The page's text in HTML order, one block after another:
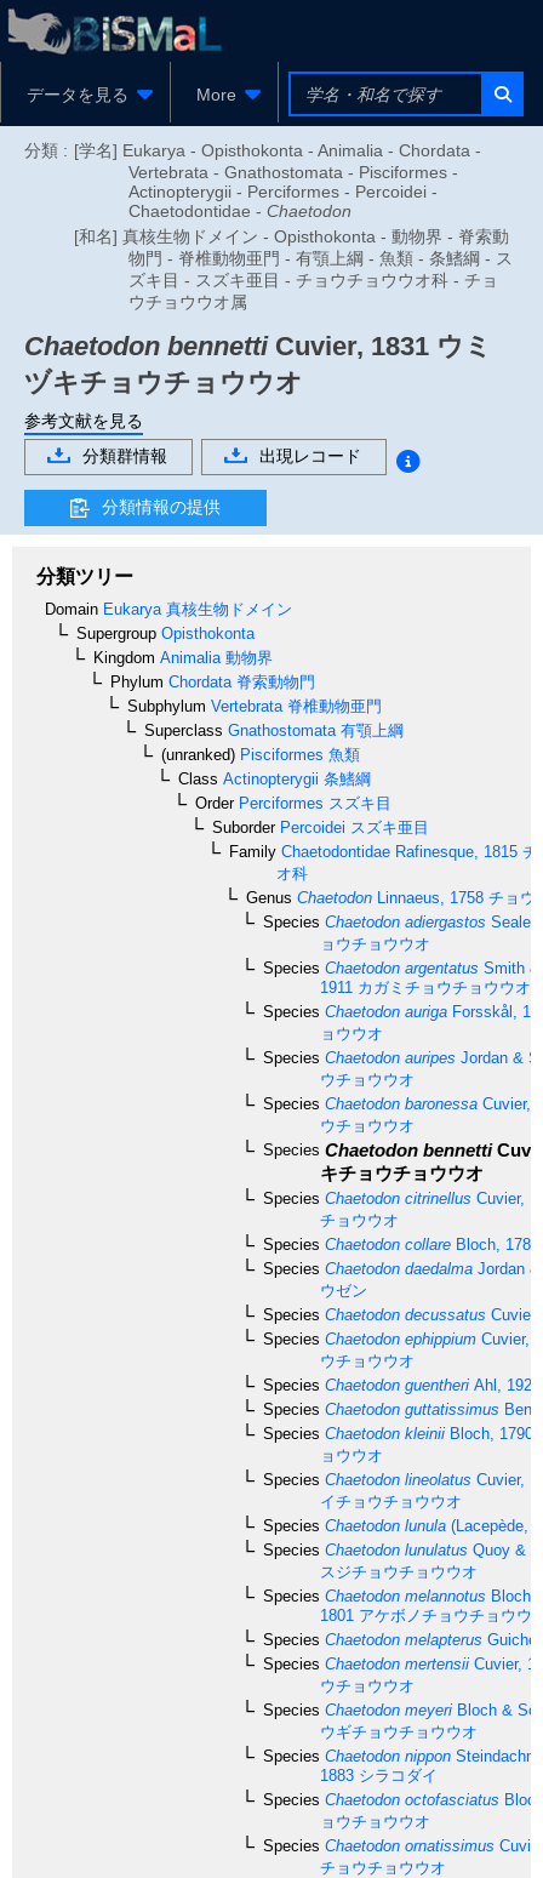
データを見る More
分類 : [学名] Eukarya - Opisthokonta - Animalia - Chordata -
Vertebrata - Gnathostomata - Pisciformes -
Actinopterygii - Perciformes - Percoidei -
Chaetodontidae - Chaetodon
[和名] 真核生物ドメイン - Opisthokonta - 動物界 - 脊索動
物門 - 脊椎動物亜門 - 有顎上綱 - 魚類 - 条鰭綱 - ス
ズキ目 - スズキ亜目 - チョウチョウウオ科 - チョ
ウチョウウオ属
Chaetodon bennettiCuvier, 1831 ウミ
ヅキチョウチョウウオ
参考文献を見る
分類群情報
出現レコード
分類情報の提供
分類ツリー
Domain Eukarya 真核生物ドメイン
Supergroup Opisthokonta
Kingdom Animalia 動物界
Phylum Chordata 脊索動物門
Subphylum Vertebrata 脊椎動物亜門
Superclass Gnathostomata 有顎上綱
(unranked) Pisciformes 魚類
Class Actinopterygii 条鰭綱
OrderPerciformes スズキ目
SuborderPercoidei スズキ亜目
Family Chaetodontidae Rafinesque, 1815 チ
オ科
Genus Chaetodon Linnaeus, 1758 チョウ
Species Chaetodon adiergastos Seale,
ョウチョウウオ
Species Chaetodon argentatus Smith
1911 カガミチョウチョウウオ
Species Chaetodon auriga Forsskål,
ョウウオ
Species Chaetodon auripes Jordan &
ウチョウウオ
Species Chaetodon baronessa Cuvier,
ウチョウウオ
Species Chaetodon bennetti
キチョウチョウウオ
Species Chaetodon citrinellus Cuvier,
チョウウオ
Species Chaetodon collare Bloch, 1787
Species Chaetodon daedalma Jordan
ウゼン
Species Chaetodon decussatus
Species Chaetodon ephippium Cuvier,
ウチョウウオ
Species Chaetodon guentheri Ahl, 1923
Species Chaetodon guttatissimus
Species Chaetodon kleinii Bloch, 1790
ョウウオ
Species Chaetodon lineolatus Cuvier,
イチョウチョウウオ
Species Chaetodon lunula (Lacepède,
Species Chaetodon lunulatus Quoy &
スジチョウチョウウオ
Species Chaetodon melannotus Bloch
1801 アケボノチョウチョウウ
Species Chaetodon melapterus
Species Chaetodon mertensii Cuvier,
ウチョウウオ
Species Chaetodon meyeri Bloch &
ウギチョウチョウウオ
Species Chaetodon nippon
1883 シラコダイ
Species Chaetodon octofasciatus
ョウチョウウオ
Species Chaetodon ornatissimus
チョウチョウウオ